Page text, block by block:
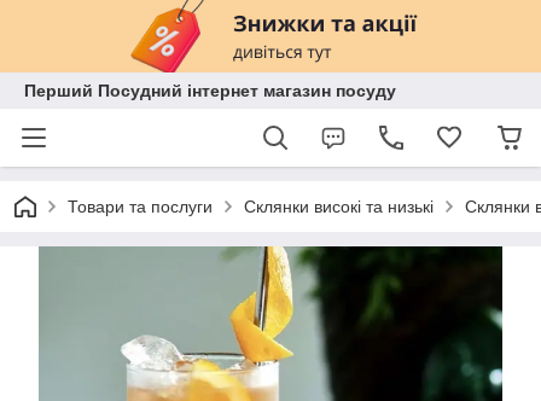
Перший Посудний інтернет магазин посуду
Товари та послуги Склянки високі та низькі Склянки